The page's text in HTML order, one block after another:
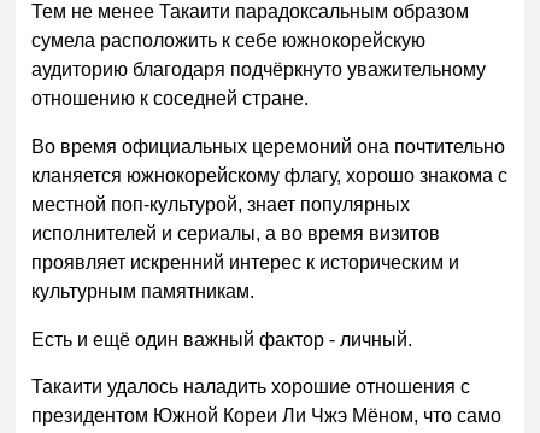
Тем не менее Такаити парадоксальным образом
сумела расположить к себе южнокорейскую
аудиторию благодаря подчёркнуто уважительному
отношению к соседней стране.
Во время официальных церемоний она почтительно
кланяется южнокорейскому флагу, хорошо знакома с
местной поп-культурой, знает популярных
исполнителей и сериалы, а во время визитов
проявляет искренний интерес к историческим и
культурным памятникам.
Есть и ещё один важный фактор - личный.
Такаити удалось наладить хорошие отношения с
президентом Южной Кореи Ли Чжэ Мёном, что само